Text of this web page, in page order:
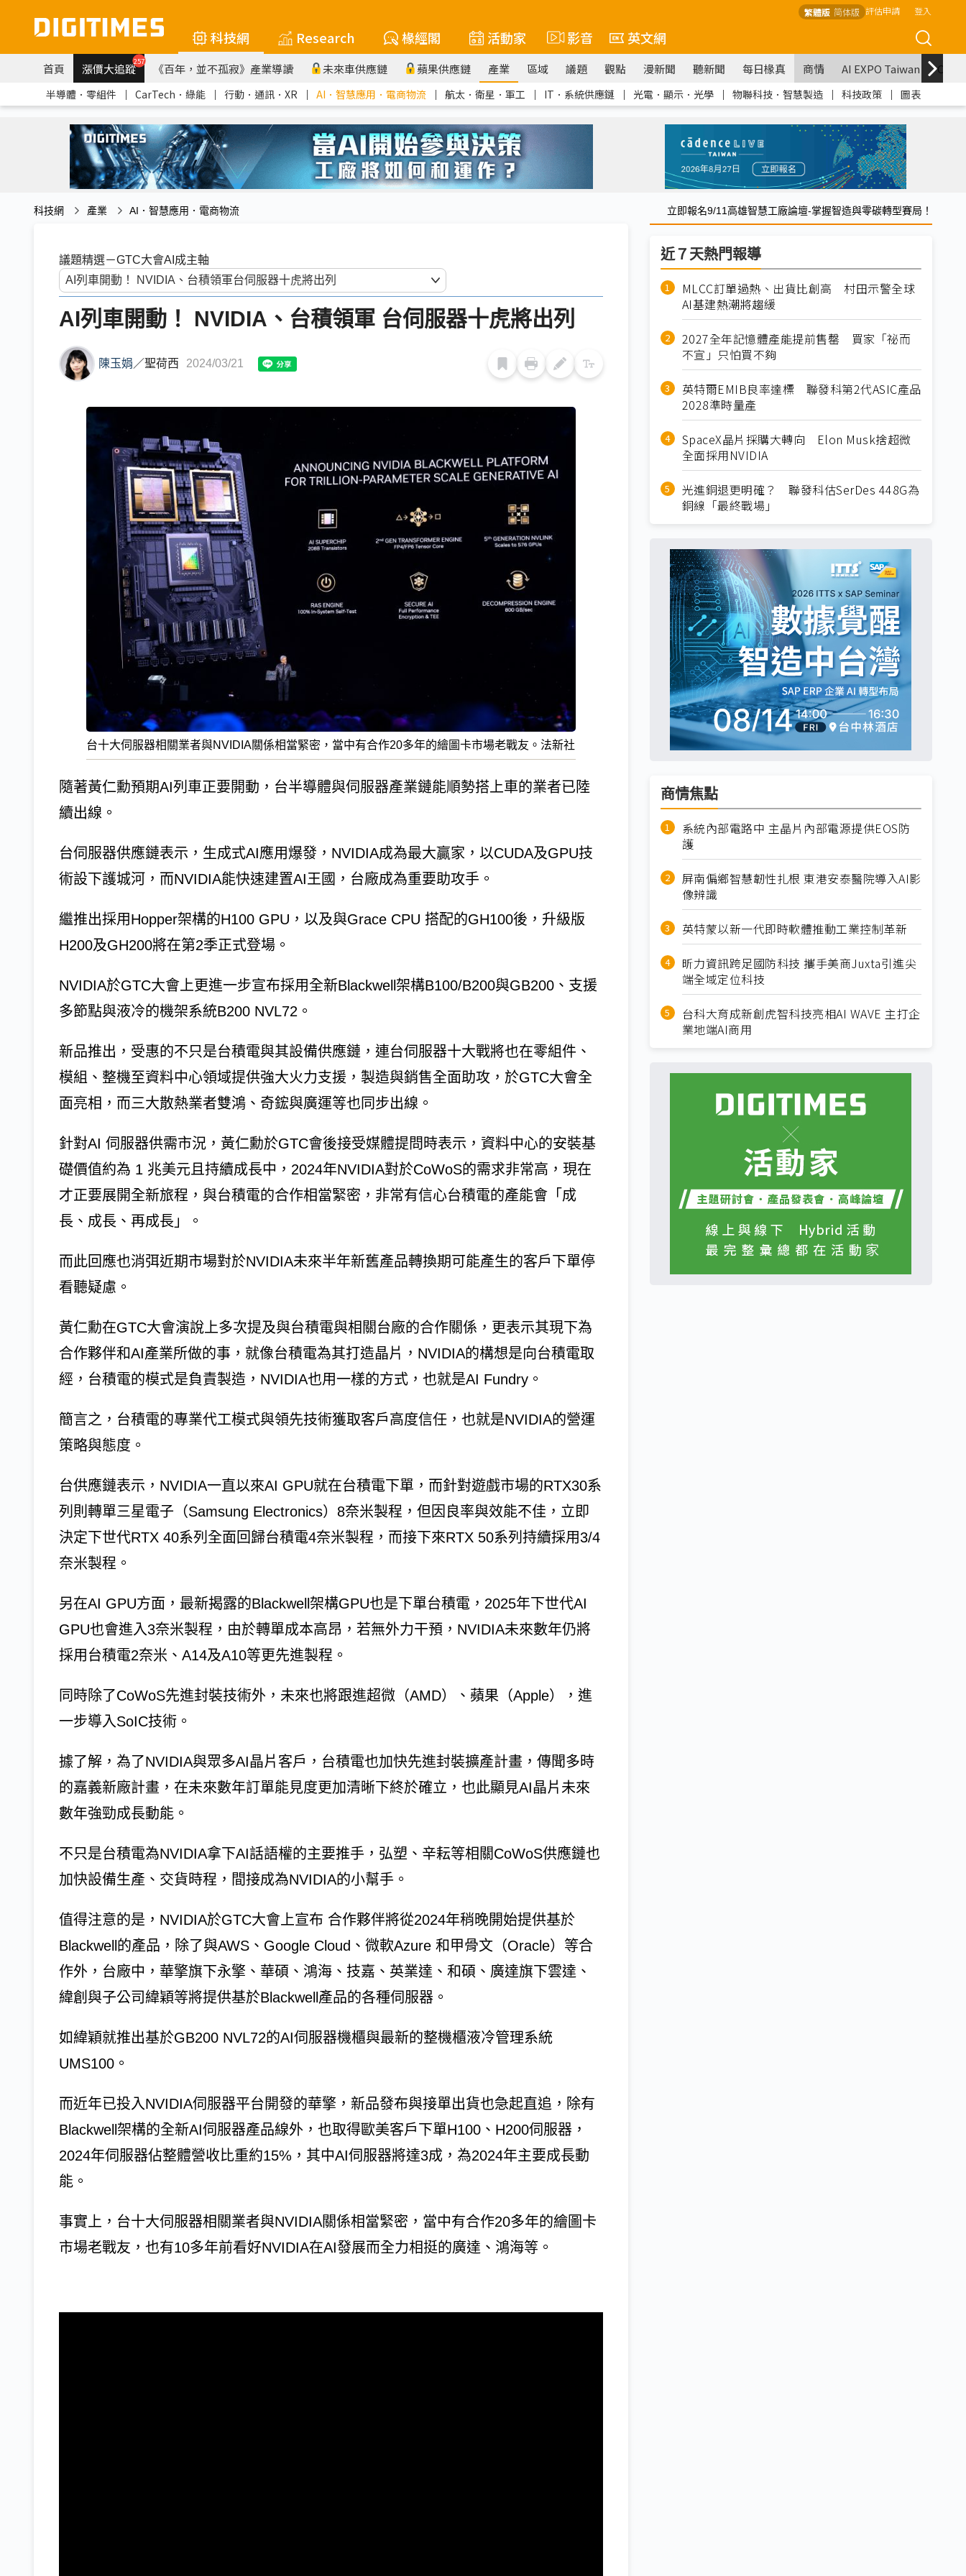
繁體版 简体版 評估申請 登入
科技網 Research 椽經閣 活動家 影音 英文網
首頁 漲價大追蹤257 《百年，並不孤寂》產業導讀 未來車供應鏈 蘋果供應鏈 產業 區域 議題 觀點 漫新聞 聽新聞 每日椽真 商情 AI EXPO Taiwan
半導體．零組件 ｜ CarTech．綠能 ｜ 行動．通訊．XR ｜ AI．智慧應用．電商物流 ｜ 航太．衛星．軍工 ｜ IT．系統供應鏈 ｜ 光電．顯示．光學 ｜ 物聯科技．智慧製造 ｜ 科技政策 ｜ 圖表
科技網 產業 AI．智慧應用．電商物流 立即報名9/11高雄智慧工廠論壇-掌握智造與零碳轉型賽局！
議題精選－GTC大會AI成主軸
AI列車開動！ NVIDIA、台積領軍 台伺服器十虎將出列
陳玉娟 ／聖荷西 2024/03/21
台十大伺服器相關業者與NVIDIA關係相當緊密，當中有合作20多年的繪圖卡市場老戰友。法新社
隨著黃仁勳預期AI列車正要開動，台半導體與伺服器產業鏈能順勢搭上車的業者已陸
續出線。
台伺服器供應鏈表示，生成式AI應用爆發，NVIDIA成為最大贏家，以CUDA及GPU技
術設下護城河，而NVIDIA能快速建置AI王國，台廠成為重要助攻手。
繼推出採用Hopper架構的H100 GPU，以及與Grace CPU 搭配的GH100後，升級版
H200及GH200將在第2季正式登場。
NVIDIA於GTC大會上更進一步宣布採用全新Blackwell架構B100/B200與GB200、支援
多節點與液冷的機架系統B200 NVL72。
新品推出，受惠的不只是台積電與其設備供應鏈，連台伺服器十大戰將也在零組件、
模組、整機至資料中心領域提供強大火力支援，製造與銷售全面助攻，於GTC大會全
面亮相，而三大散熱業者雙鴻、奇鋐與廣運等也同步出線。
針對AI 伺服器供需市況，黃仁勳於GTC會後接受媒體提問時表示，資料中心的安裝基
礎價值約為 1 兆美元且持續成長中，2024年NVIDIA對於CoWoS的需求非常高，現在
才正要展開全新旅程，與台積電的合作相當緊密，非常有信心台積電的產能會「成
長、成長、再成長」。
而此回應也消弭近期市場對於NVIDIA未來半年新舊產品轉換期可能產生的客戶下單停
看聽疑慮。
黃仁勳在GTC大會演說上多次提及與台積電與相關台廠的合作關係，更表示其現下為
合作夥伴和AI產業所做的事，就像台積電為其打造晶片，NVIDIA的構想是向台積電取
經，台積電的模式是負責製造，NVIDIA也用一樣的方式，也就是AI Fundry。
簡言之，台積電的專業代工模式與領先技術獲取客戶高度信任，也就是NVIDIA的營運
策略與態度。
台供應鏈表示，NVIDIA一直以來AI GPU就在台積電下單，而針對遊戲市場的RTX30系
列則轉單三星電子（Samsung Electronics）8奈米製程，但因良率與效能不佳，立即
決定下世代RTX 40系列全面回歸台積電4奈米製程，而接下來RTX 50系列持續採用3/4
奈米製程。
另在AI GPU方面，最新揭露的Blackwell架構GPU也是下單台積電，2025年下世代AI
GPU也會進入3奈米製程，由於轉單成本高昂，若無外力干預，NVIDIA未來數年仍將
採用台積電2奈米、A14及A10等更先進製程。
同時除了CoWoS先進封裝技術外，未來也將跟進超微（AMD）、蘋果（Apple），進
一步導入SoIC技術。
據了解，為了NVIDIA與眾多AI晶片客戶，台積電也加快先進封裝擴產計畫，傳聞多時
的嘉義新廠計畫，在未來數年訂單能見度更加清晰下終於確立，也此顯見AI晶片未來
數年強勁成長動能。
不只是台積電為NVIDIA拿下AI話語權的主要推手，弘塑、辛耘等相關CoWoS供應鏈也
加快設備生產、交貨時程，間接成為NVIDIA的小幫手。
值得注意的是，NVIDIA於GTC大會上宣布 合作夥伴將從2024年稍晚開始提供基於
Blackwell的產品，除了與AWS、Google Cloud、微軟Azure 和甲骨文（Oracle）等合
作外，台廠中，華擎旗下永擎、華碩、鴻海、技嘉、英業達、和碩、廣達旗下雲達、
緯創與子公司緯穎等將提供基於Blackwell產品的各種伺服器。
如緯穎就推出基於GB200 NVL72的AI伺服器機櫃與最新的整機櫃液冷管理系統
UMS100。
而近年已投入NVIDIA伺服器平台開發的華擎，新品發布與接單出貨也急起直追，除有
Blackwell架構的全新AI伺服器產品線外，也取得歐美客戶下單H100、H200伺服器，
2024年伺服器佔整體營收比重約15%，其中AI伺服器將達3成，為2024年主要成長動
能。
事實上，台十大伺服器相關業者與NVIDIA關係相當緊密，當中有合作20多年的繪圖卡
市場老戰友，也有10多年前看好NVIDIA在AI發展而全力相挺的廣達、鴻海等。
近７天熱門報導
MLCC訂單過熱、出貨比創高 村田示警全球
AI基建熱潮將趨緩
2027全年記憶體產能提前售罄 買家「祕而
不宣」只怕買不夠
英特爾EMIB良率達標 聯發科第2代ASIC產品
2028準時量產
SpaceX晶片採購大轉向 Elon Musk捨超微
全面採用NVIDIA
光進銅退更明確？ 聯發科估SerDes 448G為
銅線「最終戰場」
商情焦點
系統內部電路中 主晶片內部電源提供EOS防
護
屏南偏鄉智慧韌性扎根 東港安泰醫院導入AI影
像辨識
英特蒙以新一代即時軟體推動工業控制革新
昕力資訊跨足國防科技 攜手美商Juxta引進尖
端全域定位科技
台科大育成新創虎智科技亮相AI WAVE 主打企
業地端AI商用